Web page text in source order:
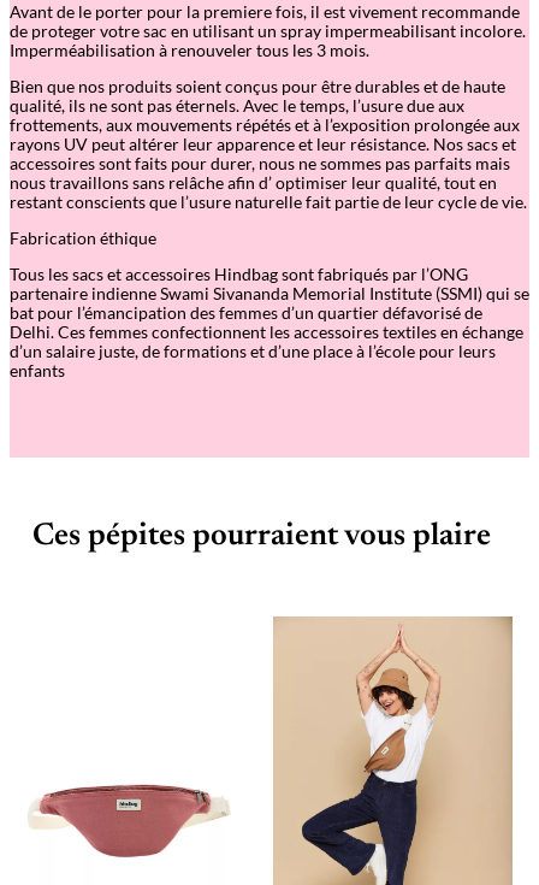
Avant de le porter pour la premiere fois, il est vivement recommande
de proteger votre sac en utilisant un spray impermeabilisant incolore.
Imperméabilisation à renouveler tous les 3 mois.
Bien que nos produits soient conçus pour être durables et de haute
qualité, ils ne sont pas éternels. Avec le temps, l’usure due aux
frottements, aux mouvements répétés et à l’exposition prolongée aux
rayons UV peut altérer leur apparence et leur résistance. Nos sacs et
accessoires sont faits pour durer, nous ne sommes pas parfaits mais
nous travaillons sans relâche afin d’optimiser leur qualité, tout en
restant conscients que l’usure naturelle fait partie de leur cycle de vie.
Fabrication éthique
Tous les sacs et accessoires Hindbag sont fabriqués par l’ONG
partenaire indienne Swami Sivananda Memorial Institute (SSMI) qui se
bat pour l’émancipation des femmes d’un quartier défavorisé de
Delhi. Ces femmes confectionnent les accessoires textiles en échange
d’un salaire juste, de formations et d’une place à l’école pour leurs
enfants
Ces pépites pourraient vous plaire